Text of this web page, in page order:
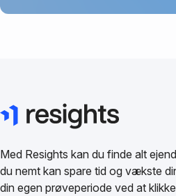
Med Resights kan du finde alt
du nemt kan spare tid og vækste
din egen prøveperiode ved at